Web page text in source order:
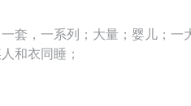
套，一系列；大量；婴儿；
和衣同睡；